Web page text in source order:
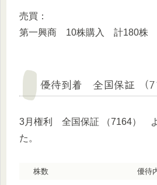
売買：
第一興商 10株購入 計180株
優待到着 全国保証 （
3月権利 全国保証 （7164）
た。
株数 優待